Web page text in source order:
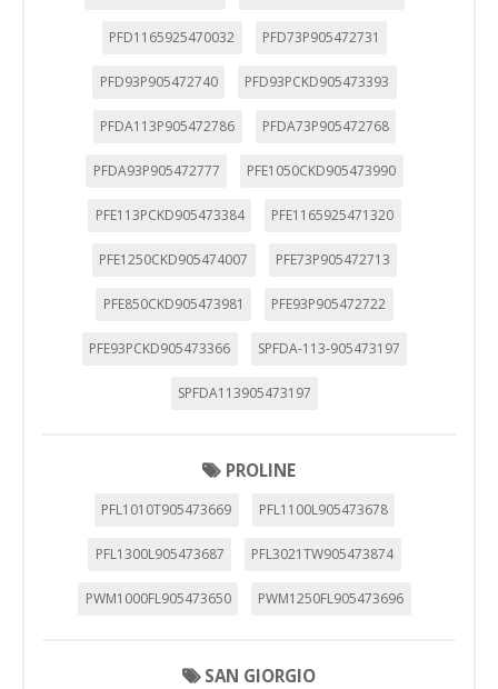
PFD1165925470032 PFD73P905472731
PFD93P905472740 PFD93PCKD905473393
PFDA113P905472786 PFDA73P905472768
PFDA93P905472777 PFE1050CKD905473990
PFE113PCKD905473384 PFE1165925471320
PFE1250CKD905474007 PFE73P905472713
PFE850CKD905473981 PFE93P905472722
PFE93PCKD905473366 SPFDA-113-905473197
SPFDA113905473197
PROLINE
PFL1010T905473669 PFL1100L905473678
PFL1300L905473687 PFL3021TW905473874
PWM1000FL905473650 PWM1250FL905473696
SAN GIORGIO